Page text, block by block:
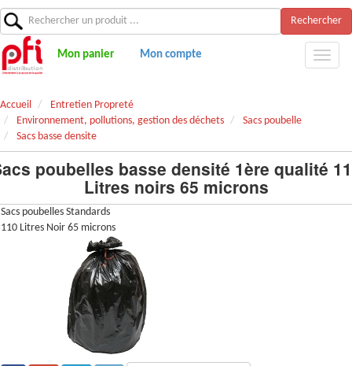
Rechercher
Mon panier Mon compte
Accueil
Entretien Propreté
Environnement, pollutions, gestion des déchets
Sacs poubelle
Sacs basse densite
poubelles basse densité 1ère qualité
Litres noirs 65 microns
Sacs poubelles Standards
110 Litres Noir 65 microns